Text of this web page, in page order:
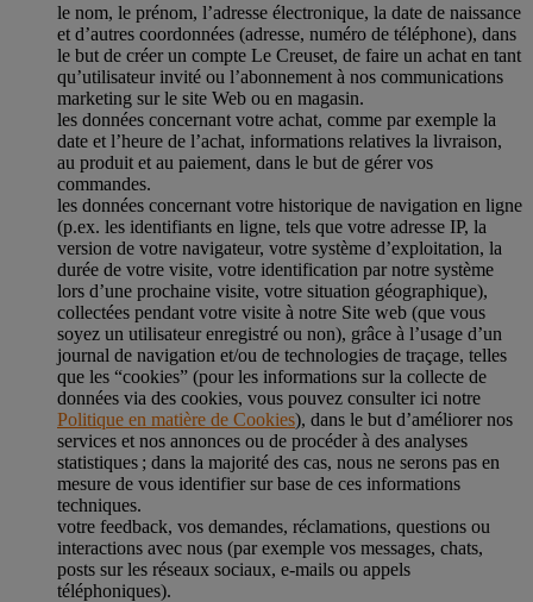
le nom, le prénom, l’adresse électronique, la date de naissance
et d’autres coordonnées (adresse, numéro de téléphone), dans
le but de créer un compte Le Creuset, de faire un achat en tant
qu’utilisateur invité ou l’abonnement à nos communications
marketing sur le site Web ou en magasin.
les données concernant votre achat, comme par exemple la
date et l’heure de l’achat, informations relatives la livraison,
au produit et au paiement, dans le but de gérer vos
commandes.
les données concernant votre historique de navigation en ligne
(p.ex. les identifiants en ligne, tels que votre adresse IP, la
version de votre navigateur, votre système d’exploitation, la
durée de votre visite, votre identification par notre système
lors d’une prochaine visite, votre situation géographique),
collectées pendant votre visite à notre Site web (que vous
soyez un utilisateur enregistré ou non), grâce à l’usage d’un
journal de navigation et/ou de technologies de traçage, telles
que les “cookies” (pour les informations sur la collecte de
données via des cookies, vous pouvez consulter ici notre
Politique en matière de Cookies), dans le but d’améliorer nos
services et nos annonces ou de procéder à des analyses
statistiques ; dans la majorité des cas, nous ne serons pas en
mesure de vous identifier sur base de ces informations
techniques.
votre feedback, vos demandes, réclamations, questions ou
interactions avec nous (par exemple vos messages, chats,
posts sur les réseaux sociaux, e-mails ou appels
téléphoniques).